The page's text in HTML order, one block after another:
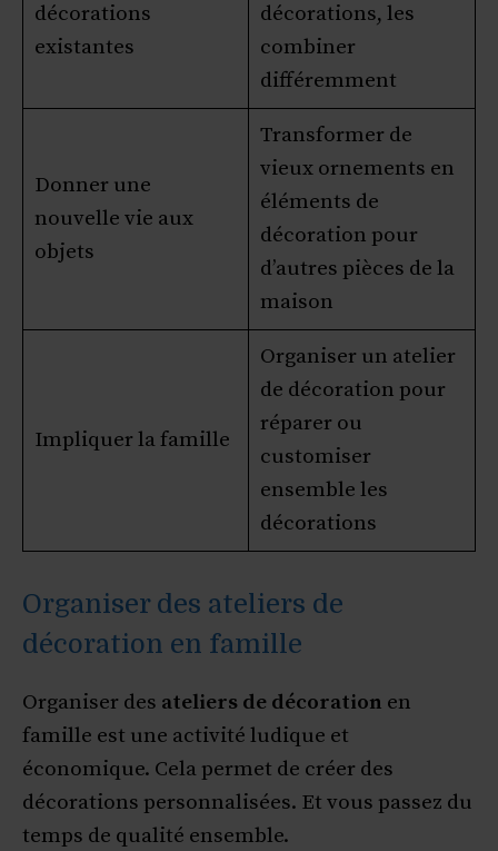
décorations
existantes
décorations, les
combiner
différemment
Donner une
nouvelle vie aux
objets
Transformer de
vieux ornements en
éléments de
décoration pour
d’autres pièces de la
maison
Impliquer la famille
Organiser un atelier
de décoration pour
réparer ou
customiser
ensemble les
décorations
Organiser des ateliers de
décoration en famille
Organiser des ateliers de décoration en
famille est une activité ludique et
économique. Cela permet de créer des
décorations personnalisées. Et vous passez du
temps de qualité ensemble.